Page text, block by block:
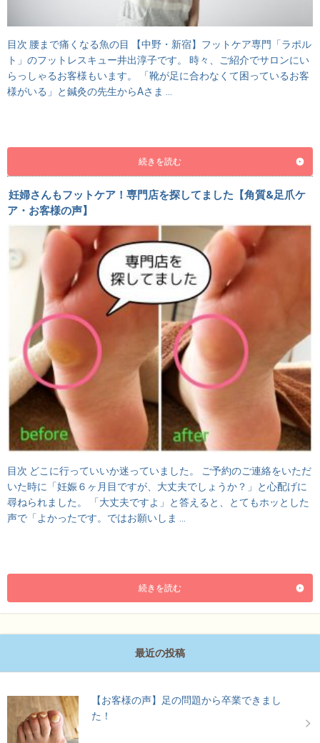
目次 腰まで痛くなる魚の目 【中野・新宿】フットケア専門「ラポル
ト」のフットレスキュー井出淳子です。 時々、ご紹介でサロンにい
らっしゃるお客様もいます。 「靴が足に合わなくて困っているお客
様がいる」と鍼灸の先生からAさま …
続きを読む
妊婦さんもフットケア！専門店を探してました【角質&足爪ケ
ア・お客様の声】
目次 どこに行っていいか迷っていました。 ご予約のご連絡をいただ
いた時に「妊娠６ヶ月目ですが、大丈夫でしょうか？」と心配げに
尋ねられました。 「大丈夫ですよ」と答えると、とてもホッとした
声で「よかったです。ではお願いしま …
続きを読む
最近の投稿
【お客様の声】足の問題から卒業できまし
た！